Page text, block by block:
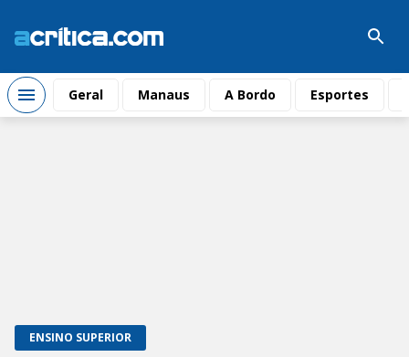
Geral Manaus A Bordo Esportes
ENSINO SUPERIOR